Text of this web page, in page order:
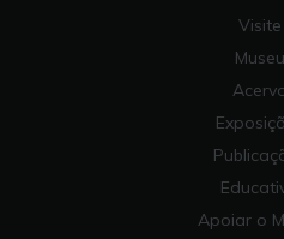
Visite
Museu
Apoiar o